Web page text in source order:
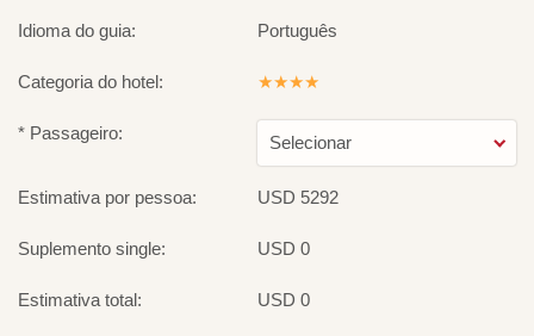
Idioma do guia: Português
Categoria do hotel: ★★★★
* Passageiro: Selecionar
Estimativa por pessoa: USD 5292
Suplemento single: USD 0
Estimativa total: USD 0